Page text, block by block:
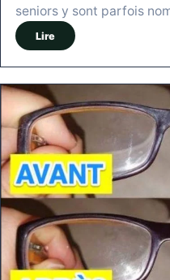
seniors y sont parfois
Lire